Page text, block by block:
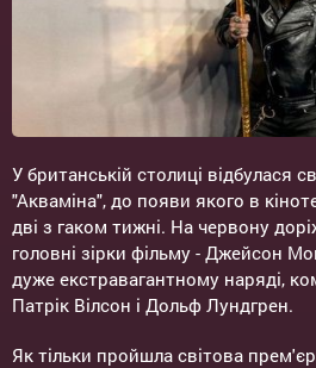
У британській столиці відбулася
"Акваміна", до появи якого в
дві з гаком тижні. На червону
головні зірки фільму - Джейсон
дуже екстравагантному наряді,
Патрік Вілсон і Дольф Лундгрен.
Як тільки пройшла світова